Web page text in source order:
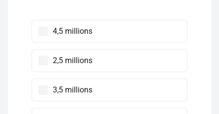
4,5 millions
2,5 millions
3,5 millions